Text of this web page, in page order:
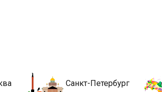
Санкт-Петербург